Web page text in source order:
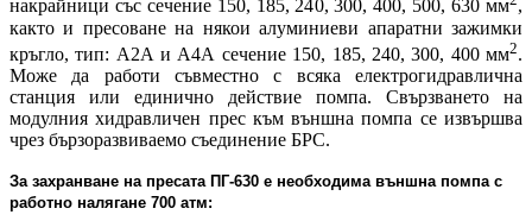
накрайници със сечение 150, 185, 240, 300, 400, 500, 630 мм ,
както и пресоване на някои алуминиеви апаратни зажимки
кръгло, тип: А2А и А4А сечение 150, 185, 240, 300, 400 мм2.
Може да работи съвместно с всяка електрогидравлична
станция или единично действие помпа. Свързването на
модулния хидравличен прес към външна помпа се извършва
чрез бързоразвиваемо съединение БРС.
За захранване на пресата ПГ-630 е необходима външна помпа с
работно налягане 700 атм: